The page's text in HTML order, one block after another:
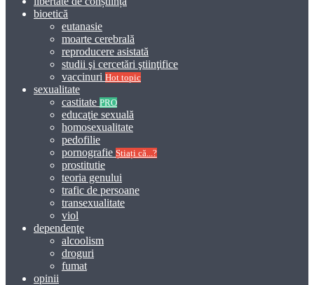
bioetică
eutanasie
moarte cerebrală
reproducere asistată
studii şi cercetări ştiinţifice
vaccinuri Hot topic
sexualitate
castitate PRO
educaţie sexuală
homosexualitate
pedofilie
pornografie Știați că...?
prostitutie
teoria genului
trafic de persoane
transexualitate
viol
dependenţe
alcoolism
droguri
fumat
opinii